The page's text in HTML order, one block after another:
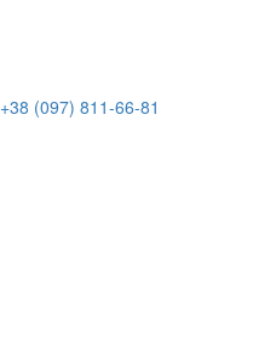
+38 (097) 811-66-81